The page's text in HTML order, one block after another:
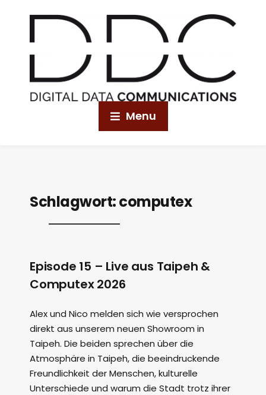
Menu
Schlagwort:computex
Episode 15 – Live aus Taipeh &
Computex 2026
Alex und Nico melden sich wie versprochen
direkt aus unserem neuen Showroom in
Taipeh. Die beiden sprechen über die
Atmosphäre in Taipeh, die beeindruckende
Freundlichkeit der Menschen, kulturelle
Unterschiede und warum die Stadt trotz ihrer